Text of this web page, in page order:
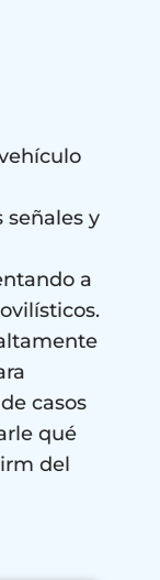
señales y
a
casos
qué
del